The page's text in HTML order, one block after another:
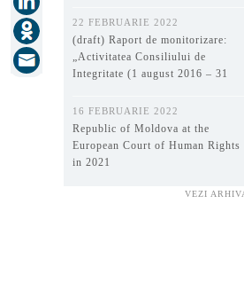
22 FEBRUARIE 2022
(draft) Raport de monitorizare:
„Activitatea Consiliului de
Integritate (1 august 2016 – 31
16 FEBRUARIE 2022
Republic of Moldova at the
European Court of Human Rights
in 2021
VEZI